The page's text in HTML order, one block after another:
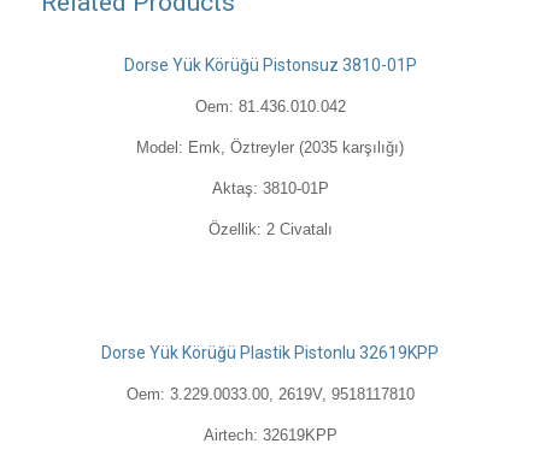
Dorse Yük Körüğü Pistonsuz 3810-01P
Oem: 81.436.010.042
Model: Emk, Öztreyler (2035 karşılığı)
Aktaş: 3810-01P
Özellik: 2 Civatalı
Dorse Yük Körüğü Plastik Pistonlu 32619KPP
Oem: 3.229.0033.00, 2619V, 9518117810
Airtech: 32619KPP